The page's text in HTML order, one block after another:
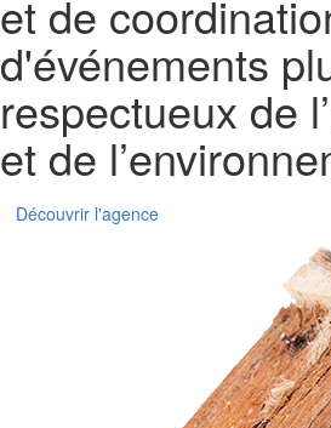
et de
d'événements
respectueux de
et de
Découvrir l'agence